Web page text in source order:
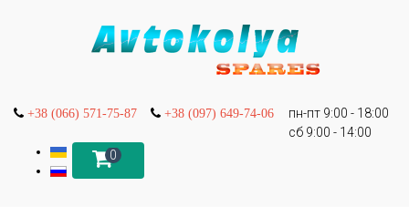
+38 (066) 571-75-87 +38 (097) 649-74-06
пн-пт 9:00 - 18:00
сб 9:00 - 14:00
0